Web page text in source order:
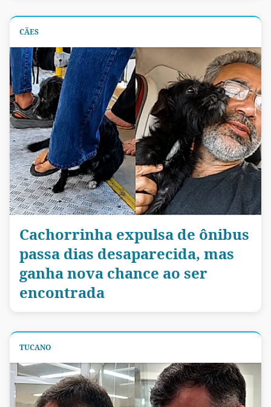
CÃES
Cachorrinha expulsa de ônibus
passa dias desaparecida, mas
ganha nova chance ao ser
encontrada
TUCANO